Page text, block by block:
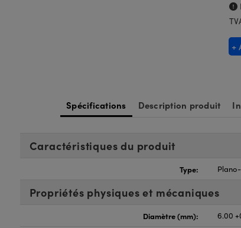
+
Spécifications Description produit
Caractéristiques du produit
Type:
Propriétés physiques et mécaniques
Diamètre (mm): 6.00